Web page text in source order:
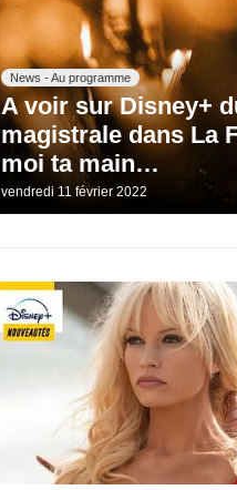
News - Au programme
A voir sur Disney+
magistrale dans La
moi ta main…
vendredi 11 février 2022